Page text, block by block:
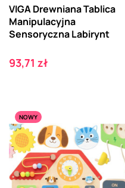
VIGA Drewniana Tablica
Manipulacyjna
Sensoryczna Labirynt
Cena
93,71 zł
NOWY